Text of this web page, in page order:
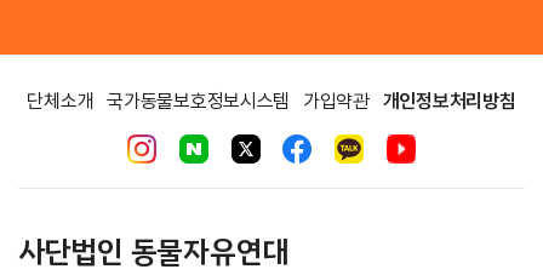
단체소개 국가동물보호정보시스템 가입약관 개인정보처리방침
사단법인 동물자유연대